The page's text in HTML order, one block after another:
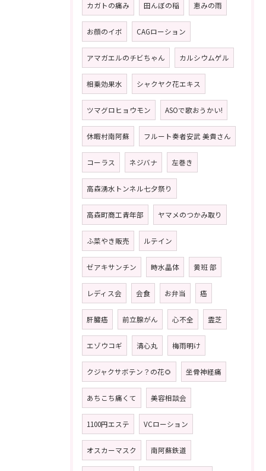
カガトの痛み 田んぼの稲 恵みの雨
お顔のイボ CAGローション
アマガエルのチビちゃん カルシウムゲル
相乗効果水 シャクヤク花エキス
ツマグロヒョウモン ASOで歌おうかい!
休暇村南阿蘇 フルート奏者安武 美貴さん
コーラス ネジバナ 左巻き
高森湧水トンネル七夕祭り
高森町商工青年部 ヤマメのつかみ取り
ふ菜やき販売 ルテイン
ゼアキサンチン 時水晶体 黄班 部
レディス会 会食 お弁当 癌
肝臓癌 前立腺がん 心不全 霊芝
エゾウコギ 清心丸 梅雨明け
クジャクサボテン？の花🌻 坐骨神経痛
あちこち痛くて 美容相談会
1100円エステ VCローション
オスカーマスク 南阿蘇鉄道